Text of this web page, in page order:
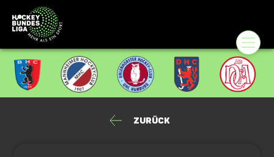
Zurück